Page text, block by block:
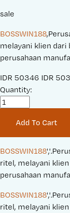
sale
BOSSWIN188
melayani klien dari
perusahaan
S
a
r
i
c
e
IDR 50346 O
i
n
a
l
P
i
c
IDR
Quantity:
Add To Cart
BOSSWIN188
ritel, melayani
perusahaan
BOSSWIN188
ritel, melayani